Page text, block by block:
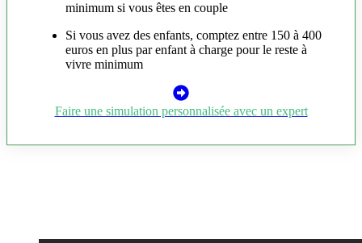
minimum si vous êtes en couple
Si vous avez des enfants, comptez entre 150 à 400
euros en plus par enfant à charge pour le reste à
vivre minimum
Faire une simulation personnalisée avec un expert